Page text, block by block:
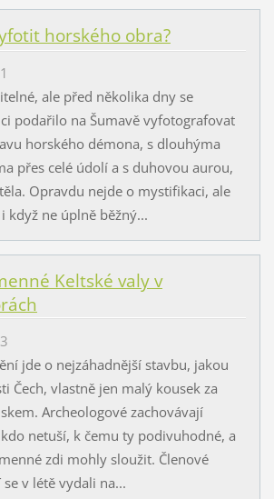
horského obra?
ale před několika dny se
podařilo na Šumavě vyfotografovat
horského démona, s dlouhýma
přes celé údolí a s duhovou aurou,
Opravdu nejde o mystifikaci, ale
když ne úplně běžný...
Keltské valy v
jde o nejzáhadnější stavbu, jakou
Čech, vlastně jen malý kousek za
Archeologové zachovávají
netuší, k čemu ty podivuhodné, a
zdi mohly sloužit. Členové
se v létě vydali na...